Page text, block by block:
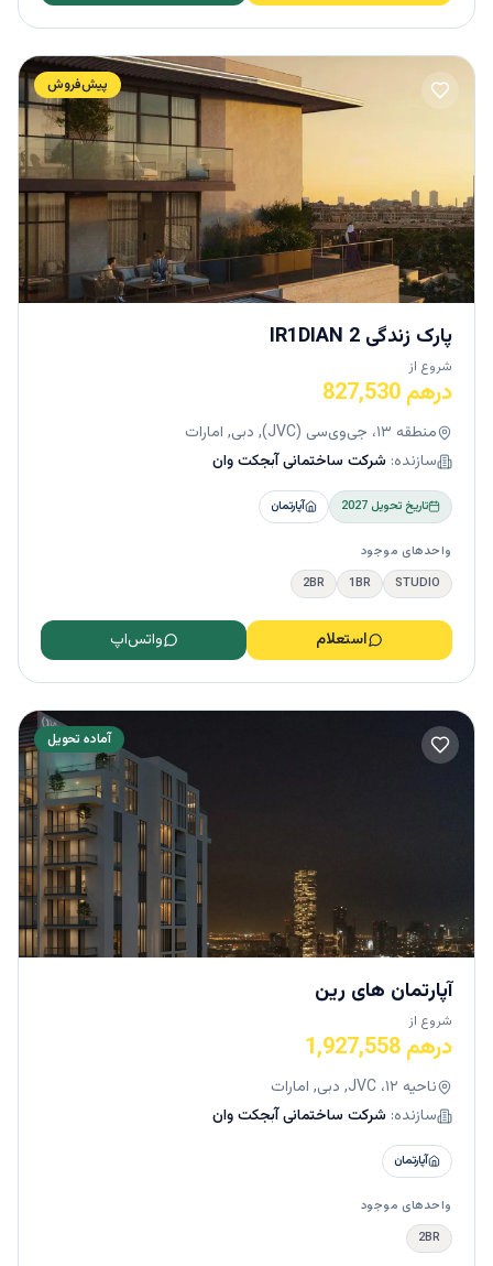
پیش‌فروش
پارک زندگی IR1DIAN 2
شروع از
درهم 827,530
منطقه ۱۳، جی‌وی‌سی (JVC), دبی, امارات
سازنده: شرکت ساختمانی آبجکت وان
تاریخ تحویل2027 آپارتمان
واحدهای موجود
STUDIO
1BR
2BR
استعلام واتس‌اپ
آماده تحویل
آپارتمان های رین
شروع از
درهم 1,927,558
ناحیه ۱۲، JVC, دبی, امارات
سازنده: شرکت ساختمانی آبجکت وان
آپارتمان
واحدهای موجود
2BR